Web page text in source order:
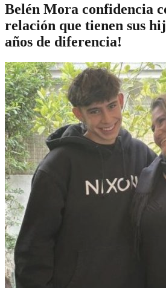
Belén Mora confidencia
relación que tienen sus
años de diferencia!